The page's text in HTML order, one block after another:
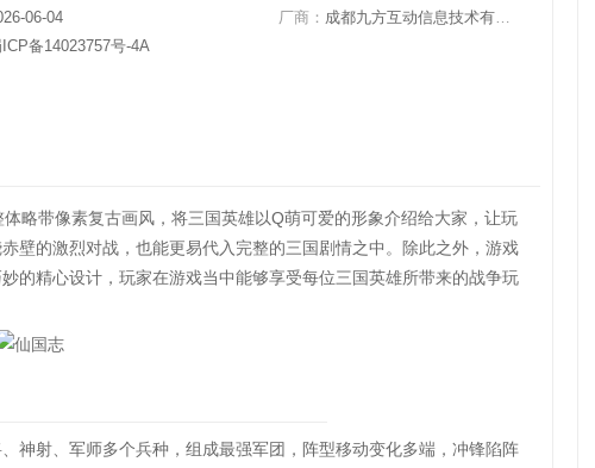
06-04 厂商： 成都九方互动信息技术有限公司
备14023757号-4A
略带像素复古画风，将三国英雄以Q萌可爱的形象介绍给大家，让玩
壁的激烈对战，也能更易代入完整的三国剧情之中。除此之外，游戏
的精心设计，玩家在游戏当中能够享受每位三国英雄所带来的战争玩
射、军师多个兵种，组成最强军团，阵型移动变化多端，冲锋陷阵